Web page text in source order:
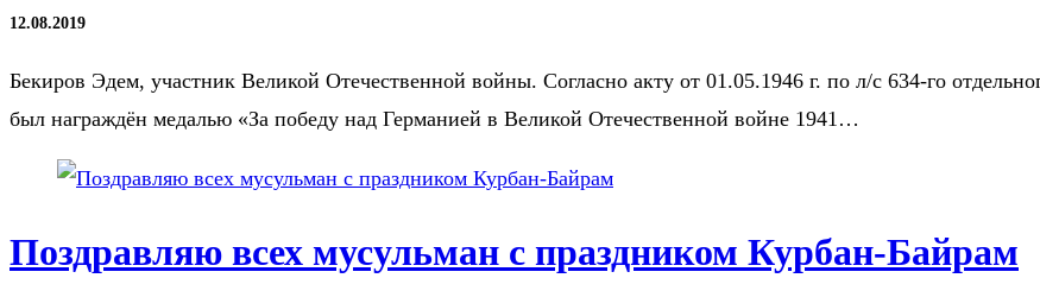
12.08.2019
Бекиров Эдем, участник Великой Отечественной войны. Согласно акту от 01.05.1946 г. по л/с 634-го
был награждён медалью «За победу над Германией в Великой Отечественной войне 1941…
Поздравляю всех мусульман с праздником Курбан-Байрам